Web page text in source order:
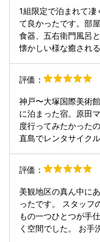
とうございました。
った。 宿に到着。お部屋は２階。丁寧な暮らしのもの､地元
作家さんの器が並ん
のグラスが可愛すぎ
揺れるお尻のグラス
と。 お話しの中で「
とで素敵づくしです
ニクス」なのも嬉しかった。 素泊まりなの
めのうちの1軒へ。す
り､良さ気な「和モー
は残念。前日購入し
に移し替えたら気分
ップにスタッフさん
眺める時間が気持ち
ドセルを背負った子
た。 1日目も2日目も事前メールでも色んなスタッフの皆さ
んに丁寧に対応して
1組限定で泊まれて
て良かったです。部
食器、五右衛門風呂
懐かしい様な癒され
く満足でした。 また
評価：
神戸〜大塚国際美術
に泊まった宿。原田
度行ってみたかった
直島でレンタサイク
していただきました。 ごはんやさんを親切に教えてもらった
という口コミを見て
も教えてもらいまし
ちの１軒で美味しい夕
は特に夜が本当に美
がらなだけに鬼滅の
ころは怖いくらいでした。 お宿も入り口の戸は外
評価：
美観地区の真ん中に
ったです。 スタッフ
もの一つひとつが手
く空間でした。 お手